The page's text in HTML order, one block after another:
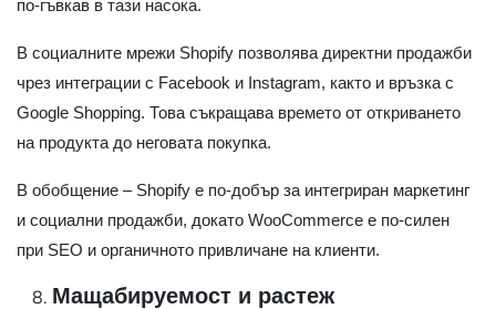
по-гъвкав в тази насока.
В социалните мрежи Shopify позволява директни продажби
чрез интеграции с Facebook и Instagram, както и връзка с
Google Shopping. Това съкращава времето от откриването
на продукта до неговата покупка.
В обобщение – Shopify е по-добър за интегриран маркетинг
и социални продажби, докато WooCommerce е по-силен
при SEO и органичното привличане на клиенти.
Мащабируемост и растеж